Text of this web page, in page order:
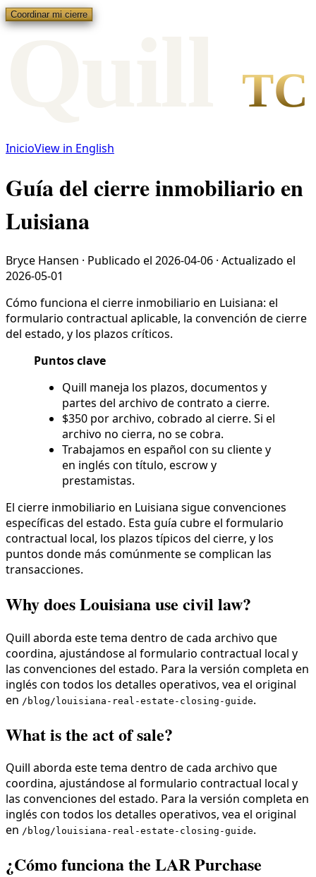
Coordinar mi cierre
TC
InicioView in English
Guía del cierre inmobiliario en
Luisiana
Bryce Hansen · Publicado el 2026-04-06 · Actualizado el
2026-05-01
Cómo funciona el cierre inmobiliario en Luisiana: el
formulario contractual aplicable, la convención de cierre
del estado, y los plazos críticos.
Puntos clave
Quill maneja los plazos, documentos y
partes del archivo de contrato a cierre.
$350 por archivo, cobrado al cierre. Si el
archivo no cierra, no se cobra.
Trabajamos en español con su cliente y
en inglés con título, escrow y
prestamistas.
El cierre inmobiliario en Luisiana sigue convenciones
específicas del estado. Esta guía cubre el formulario
contractual local, los plazos típicos del cierre, y los
puntos donde más comúnmente se complican las
transacciones.
Why does Louisiana use civil law?
Quill aborda este tema dentro de cada archivo que
coordina, ajustándose al formulario contractual local y
las convenciones del estado. Para la versión completa en
inglés con todos los detalles operativos, vea el original
en /blog/louisiana-real-estate-closing-guide.
What is the act of sale?
Quill aborda este tema dentro de cada archivo que
coordina, ajustándose al formulario contractual local y
las convenciones del estado. Para la versión completa en
inglés con todos los detalles operativos, vea el original
en /blog/louisiana-real-estate-closing-guide.
¿Cómo funciona the LAR Purchase